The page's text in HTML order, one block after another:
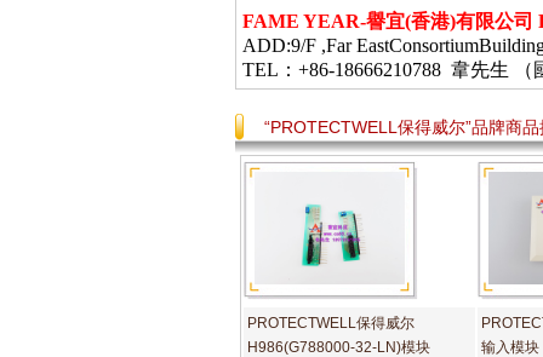
FAME YEAR-譽宜(香港)有限公司
ADD:9/F ,Far
TEL：+86-18666210788 韋先生
“PROTECTWELL保得威尔”品牌商
PROTECTWELL保得威尔
H986(G788000-32-LN)模块
输入模块